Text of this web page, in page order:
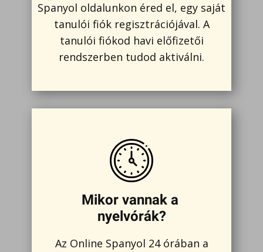
Spanyol oldalunkon éred el, egy saját
tanulói fiók regisztrációjával. A
tanulói fiókod havi előfizetői
rendszerben tudod aktiválni.
Mikor vannak a
nyelvórák?
Az Online Spanyol 24 órában a